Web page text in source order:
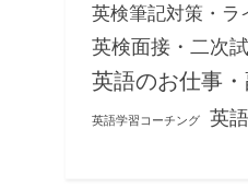
英検筆記対策・ラ
英検面接・二次
英語のお仕事
英語学習コーチング 英